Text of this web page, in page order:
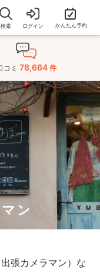
検索 ログイン かんたん予約
コミ 78,664 件
ン
張カメラマン）な